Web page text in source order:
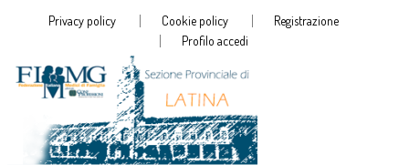
Privacy policy Cookie policy
Registrazione
Profilo accedi